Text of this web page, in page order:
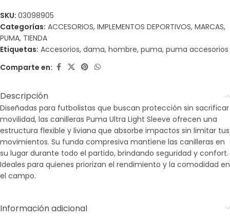
SKU: 03098905
Categorías: ACCESORIOS, IMPLEMENTOS DEPORTIVOS, MARCAS,
PUMA, TIENDA
Etiquetas: Accesorios, dama, hombre, puma, puma accesorios
Comparte en:
Descripción
Diseñadas para futbolistas que buscan protección sin sacrificar
movilidad, las canilleras Puma Ultra Light Sleeve ofrecen una
estructura flexible y liviana que absorbe impactos sin limitar tus
movimientos. Su funda compresiva mantiene las canilleras en
su lugar durante todo el partido, brindando seguridad y confort.
Ideales para quienes priorizan el rendimiento y la comodidad en
el campo.
Información adicional